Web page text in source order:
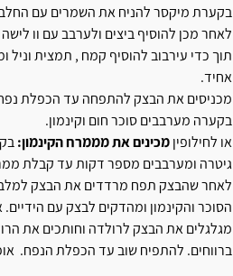
בקערת מיקסר להניח את השמרים עם החלב
לאחר מכן להוסיף ביצים ולערבב עם וו לישה
אחיד.
מכניסים את הבצק להתפחה עד הכפלת נפח.
בקערה מערבבים סוכר חום וקינמון.
או לחילופין מכינים את מממרח הקינמון:
גיטרה ומערבבים מספר דקות עד קבלת
הסוכר והקינמון ומהדקים לבצק עם
מגלגלים את הבצק לרולדה וחותכים את
ברווחים. להתפיח שוב עד הכפלת הנפח. אופים כ – 25 דקות